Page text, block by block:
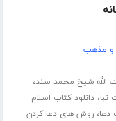
و مذهب
الله شیخ محمد سند،
نبا،دانلود کتاب اسلام
دعا،روش های دعا کردن